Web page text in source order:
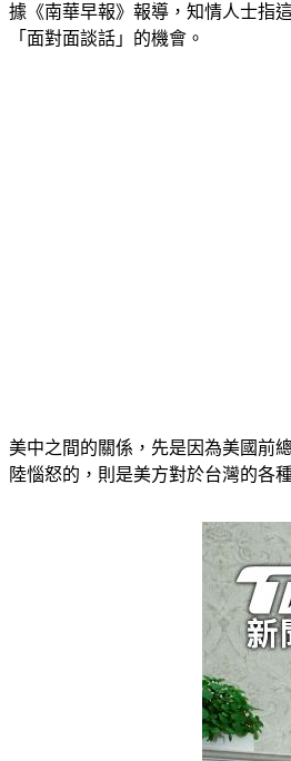
據《南華早報》報導，知情人士指
「面對面談話」的機會。
美中之間的關係，先是因為美國前
陸惱怒的，則是美方對於台灣的各